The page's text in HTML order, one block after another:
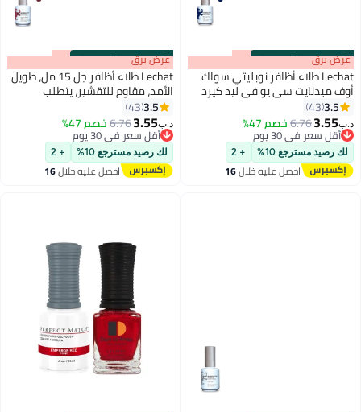
00m:00s
·باقي 100% عرض برق
Lechat طلاء أظافر نوبليتي سواك
أوف ميدنايت سي يو في ليد كيرد
مل رقم Nbgp175
3.5
43
د.ب‏3.55
6.76خصم 47%
أقل سعر في 30 يوم
أقل سعر في 30 يوم
لك رصيد مسترجع 10% + 2
احصل عليه خلال16
00m:00s
·باقي 100% عرض برق
Lechat طلاء أظافر جل 15 مل، طويل
الأمد، مقاوم للتقشير، يتطلب
ماسكريد Nbgp130
3.5
43
د.ب‏3.55
6.76خصم 47%
أقل سعر في 30 يوم
أقل سعر في 30 يوم
لك رصيد مسترجع 10% + 2
احصل عليه خلال16